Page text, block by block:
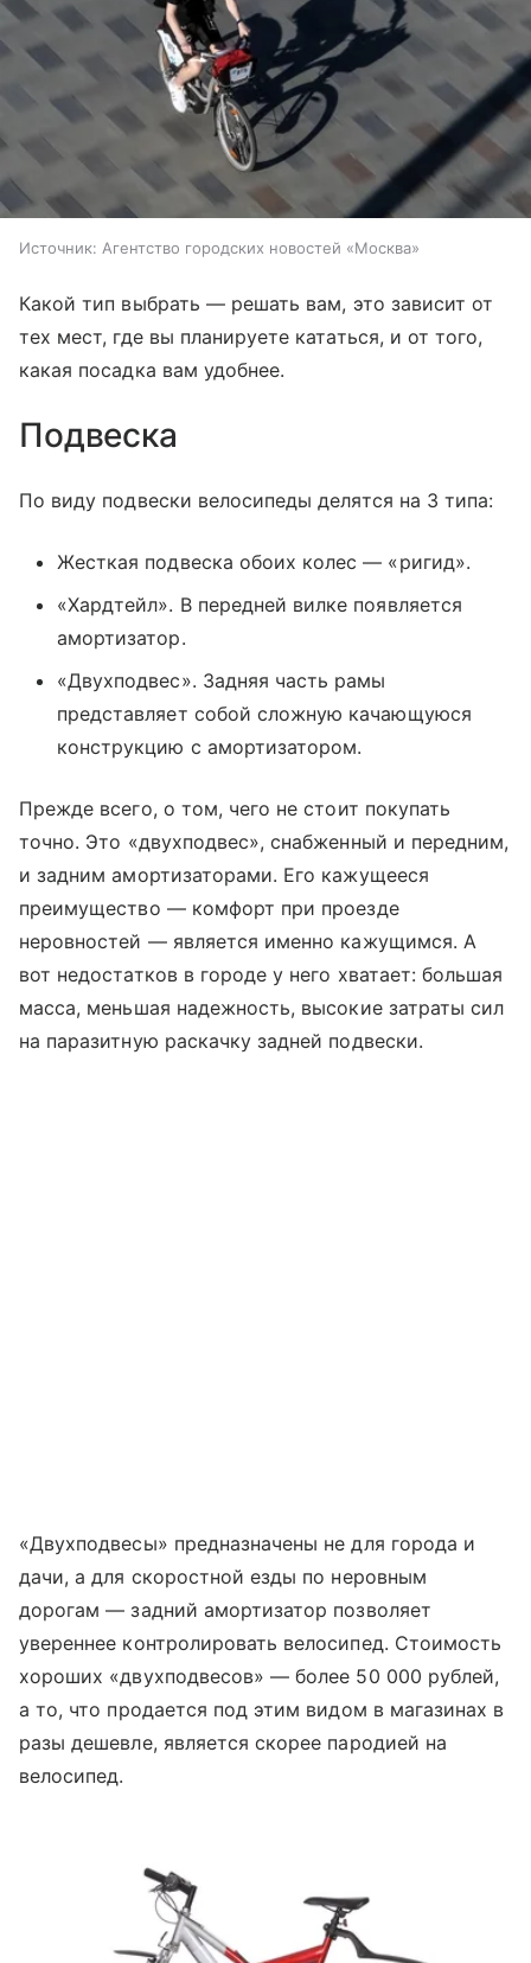
Источник: Агентство городских новостей «Москва»
Какой тип выбрать — решать вам, это зависит от
тех мест, где вы планируете кататься, и от того,
какая посадка вам удобнее.
Подвеска
По виду подвески велосипеды делятся на 3 типа:
Жесткая подвеска обоих колес — «ригид».
«Хардтейл». В передней вилке появляется
амортизатор.
«Двухподвес». Задняя часть рамы
представляет собой сложную качающуюся
конструкцию с амортизатором.
Прежде всего, о том, чего не стоит покупать
точно. Это «двухподвес», снабженный и передним,
и задним амортизаторами. Его кажущееся
преимущество — комфорт при проезде
неровностей — является именно кажущимся. А
вот недостатков в городе у него хватает: большая
масса, меньшая надежность, высокие затраты сил
на паразитную раскачку задней подвески.
«Двухподвесы» предназначены не для города и
дачи, а для скоростной езды по неровным
дорогам — задний амортизатор позволяет
увереннее контролировать велосипед. Стоимость
хороших «двухподвесов» — более 50 000 рублей,
а то, что продается под этим видом в магазинах в
разы дешевле, является скорее пародией на
велосипед.